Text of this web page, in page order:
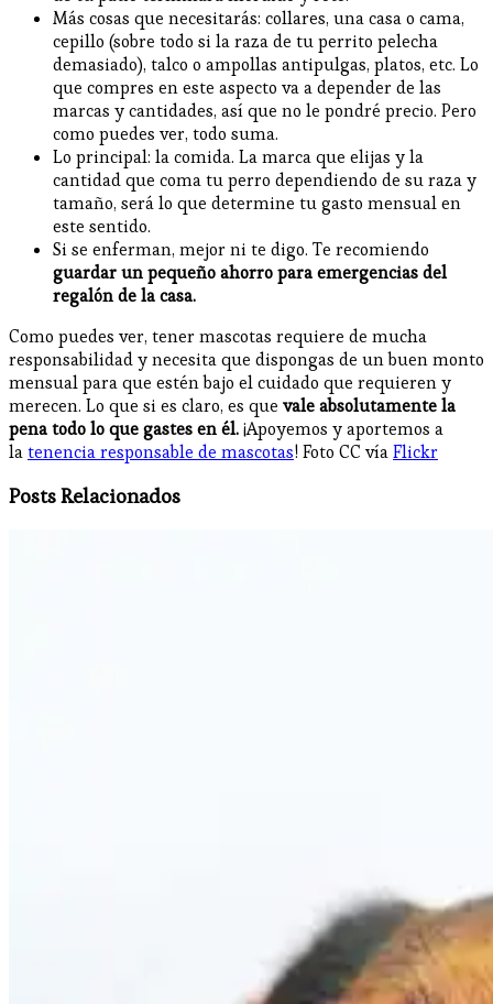
Más cosas que necesitarás: collares, una casa o cama,
cepillo (sobre todo si la raza de tu perrito pelecha
demasiado), talco o ampollas antipulgas, platos, etc. Lo
que compres en este aspecto va a depender de las
marcas y cantidades, así que no le pondré precio. Pero
como puedes ver, todo suma.
Lo principal: la comida. La marca que elijas y la
cantidad que coma tu perro dependiendo de su raza y
tamaño, será lo que determine tu gasto mensual en
este sentido.
Si se enferman, mejor ni te digo. Te recomiendo
guardar un pequeño ahorro para emergencias del
regalón de la casa.
Como puedes ver, tener mascotas requiere de mucha
responsabilidad y necesita que dispongas de un buen monto
mensual para que estén bajo el cuidado que requieren y
merecen. Lo que si es claro, es que vale absolutamente la
pena todo lo que gastes en él.¡Apoyemos y aportemos a
latenencia responsable de mascotas! Foto CC víaFlickr
Posts Relacionados